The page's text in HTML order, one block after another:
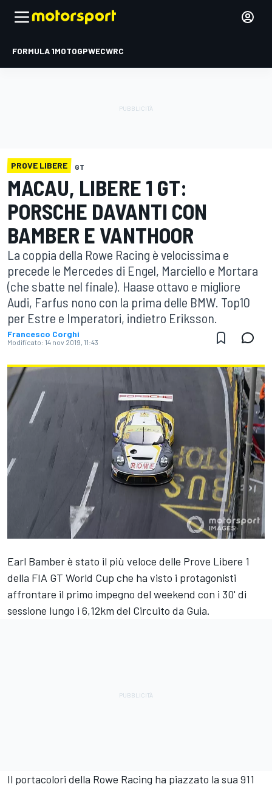
FORMULA 1MOTOGPWECWRC
PROVE LIBERE GT
MACAU, LIBERE 1 GT:
PORSCHE DAVANTI CON
BAMBER E VANTHOOR
La coppia della Rowe Racing è velocissima e
precede le Mercedes di Engel, Marciello e Mortara
(che sbatte nel finale). Haase ottavo e migliore
Audi, Farfus nono con la prima delle BMW. Top10
per Estre e Imperatori, indietro Eriksson.
Francesco Corghi
Modificato: 14 nov 2019, 11:43
Earl Bamber è stato il più veloce delle Prove Libere 1
della FIA GT World Cup che ha visto i protagonisti
affrontare il primo impegno del weekend con i 30' di
sessione lungo i 6,12km del Circuito da Guia.
Il portacolori della Rowe Racing ha piazzato la sua 911